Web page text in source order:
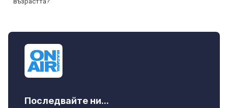
Последвайте ни...